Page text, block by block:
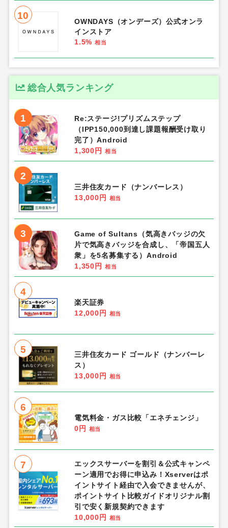
10
OWNDAYS（オンデーズ）公式オンラ
インストア
1.5% 相当
総合人気ランキング
1
Re:ステージ!プリズムステップ
（IPP150,000到達し課題報酬受け取り
完了）Android
1,300円
相当
2
三井住友カード（ナンバーレス）
13,000円
相当
3
Game of Sultans（気高きバッジの欠
片で気高きバッジを合成し、「帝国五人
衆」を5名募集する）Android
1,350円
相当
4
楽天証券
12,000円
相当
5
三井住友カード ゴールド（ナンバーレ
ス）
13,000円
相当
6
電気料金・ガス比較「エネチェンジ」
0円
相当
7
エックスサーバーを割引＆公式キャンペ
ーン適用でお得に申込み！Xserverはポ
イントサイト経由で入会できませんが、
ポイントサイト比較ガイドオリジナル割
引で安く新規契約できます
10,000円
相当